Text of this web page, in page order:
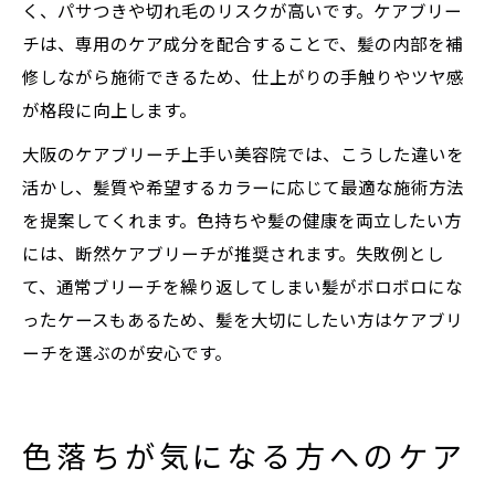
く、パサつきや切れ毛のリスクが高いです。ケアブリー
チは、専用のケア成分を配合することで、髪の内部を補
修しながら施術できるため、仕上がりの手触りやツヤ感
が格段に向上します。
大阪のケアブリーチ上手い美容院では、こうした違いを
活かし、髪質や希望するカラーに応じて最適な施術方法
を提案してくれます。色持ちや髪の健康を両立したい方
には、断然ケアブリーチが推奨されます。失敗例とし
て、通常ブリーチを繰り返してしまい髪がボロボロにな
ったケースもあるため、髪を大切にしたい方はケアブリ
ーチを選ぶのが安心です。
色落ちが気になる方へのケア